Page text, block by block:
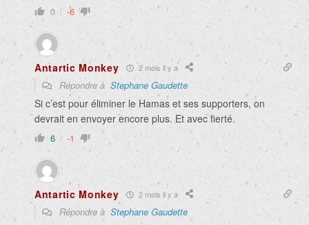
0 -6
Antartic Monkey 2 mois il y a
Répondre à Stephane Gaudette
Si c’est pour éliminer le Hamas et ses supporters, on
devrait en envoyer encore plus. Et avec fierté.
6 -1
Antartic Monkey 2 mois il y a
Répondre à Stephane Gaudette